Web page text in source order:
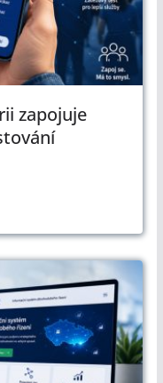
zapojuje